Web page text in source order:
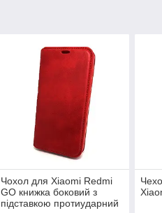
Чохол для Xiaomi Redmi
GO книжка боковий з
підставкою протиударний